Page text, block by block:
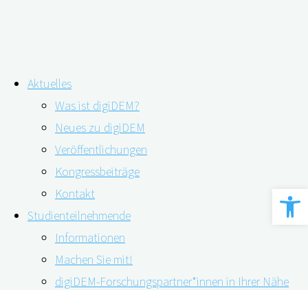
Inhalt
springen
Aktuelles
Was ist digiDEM?
Neues zu digiDEM
Veröffentlichungen
Kongressbeiträge
Kontakt
Studienteilnehmende
Informationen
Machen Sie mit!
digiDEM-Forschungspartner*innen in Ihrer Nähe
Schlagwort:Demenz-Screening
Digitale Demenz-Früherkennung beginnt
mit digiDEM Bayern￼
08.09.2022